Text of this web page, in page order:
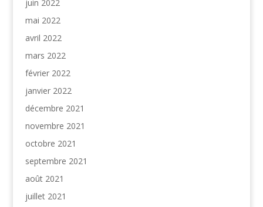
juin 2022
mai 2022
avril 2022
mars 2022
février 2022
janvier 2022
décembre 2021
novembre 2021
octobre 2021
septembre 2021
août 2021
juillet 2021